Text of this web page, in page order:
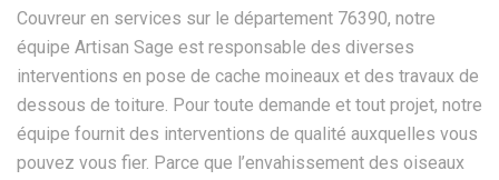
Couvreur en services sur le département 76390, notre
équipe Artisan Sage est responsable des diverses
interventions en pose de cache moineaux et des travaux de
dessous de toiture. Pour toute demande et tout projet, notre
équipe fournit des interventions de qualité auxquelles vous
pouvez vous fier. Parce que l’envahissement des oiseaux